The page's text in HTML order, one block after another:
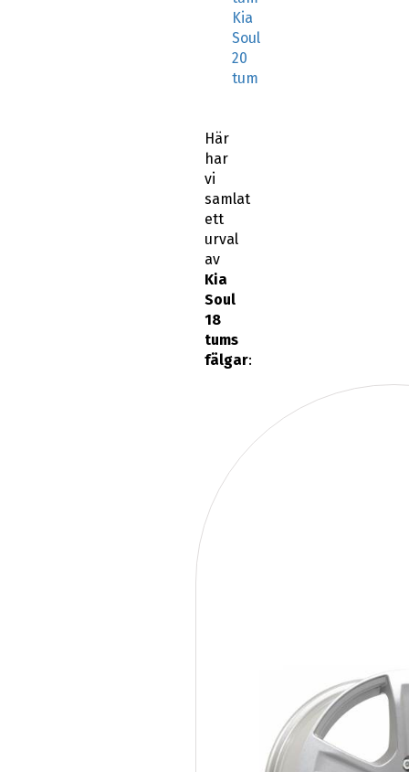
Kia
Soul
20
tum
Här
har
vi
samlat
ett
urval
av
Kia
Soul
18
tums
fälgar: